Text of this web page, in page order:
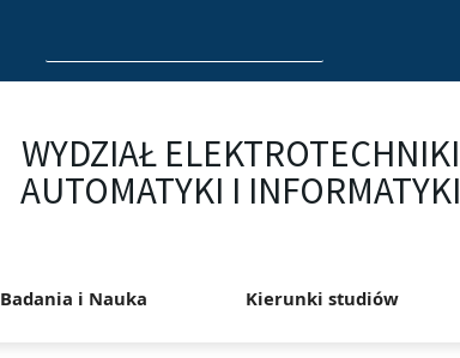
for:
WYDZIAŁ ELEKTROTECHNIKI
AUTOMATYKI I INFORMATYKI
Badania i Nauka Kierunki studiów